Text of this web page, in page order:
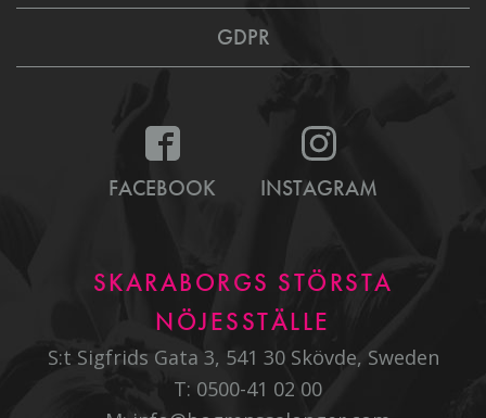
GDPR
FACEBOOK INSTAGRAM
SKARABORGS STÖRSTA
NÖJESSTÄLLE
S:t Sigfrids Gata 3, 541 30 Skövde, Sweden
T: 0500-41 02 00